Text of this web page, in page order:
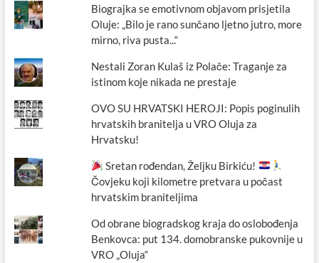
Biograjka se emotivnom objavom prisjetila
Oluje: „Bilo je rano sunčano ljetno jutro, more
mirno, riva pusta...“
Nestali Zoran Kulaš iz Polače: Traganje za
istinom koje nikada ne prestaje
OVO SU HRVATSKI HEROJI: Popis poginulih
hrvatskih branitelja u VRO Oluja za
Hrvatsku!
Sretan rođendan, Željku Birkiću!
Čovjeku koji kilometre pretvara u počast
hrvatskim braniteljima
Od obrane biogradskog kraja do oslobođenja
Benkovca: put 134. domobranske pukovnije u
VRO „Oluja“